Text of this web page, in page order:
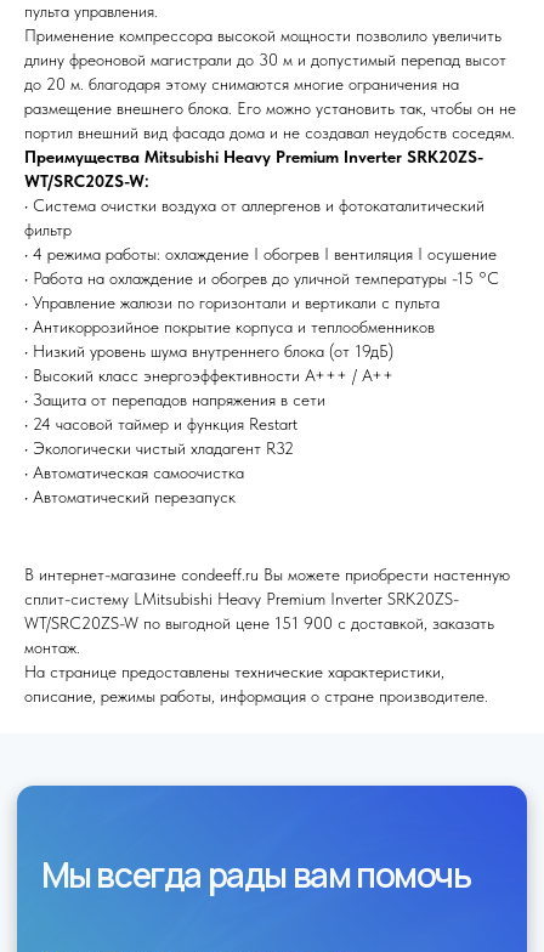
пульта управления.
Применение компрессора высокой мощности позволило увеличить
длину фреоновой магистрали до 30 м и допустимый перепад высот
до 20 м. благодаря этому снимаются многие ограничения на
размещение внешнего блока. Его можно установить так, чтобы он не
портил внешний вид фасада дома и не создавал неудобств соседям.
Преимущества Mitsubishi Heavy Premium Inverter SRK20ZS-
WT/SRC20ZS-W:
• Система очистки воздуха от аллергенов и фотокаталитический
фильтр
• 4 режима работы: охлаждение I обогрев I вентиляция I осушение
• Работа на охлаждение и обогрев до уличной температуры -15 °С
• Управление жалюзи по горизонтали и вертикали с пульта
• Антикоррозийное покрытие корпуса и теплообменников
• Низкий уровень шума внутреннего блока (от 19дБ)
• Высокий класс энергоэффективности А+++ / А++
• Защита от перепадов напряжения в сети
• 24 часовой таймер и функция Restart
• Экологически чистый хладагент R32
• Автоматическая самоочистка
• Автоматический перезапуск
В интернет-магазине condeeff.ru Вы можете приобрести настенную
сплит-систему LMitsubishi Heavy Premium Inverter SRK20ZS-
WT/SRC20ZS-W по выгодной цене 151 900 с доставкой, заказать
монтаж.
На странице предоставлены технические характеристики,
описание, режимы работы, информация о стране производителе.
Я согласен (на) с политикой обработки персональных данных
Отправить
Не нашли то, что искали или
затрудняетесь в выборе?
Оставьте заявку, и мы подберем
вам нужный товар
Мы всегда рады вам помочь